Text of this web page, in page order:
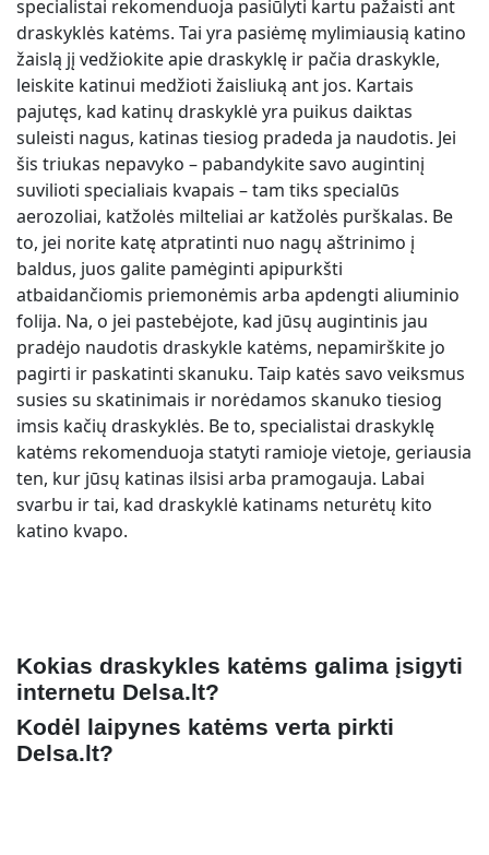
specialistai rekomenduoja pasiūlyti kartu pažaisti ant
draskyklės katėms. Tai yra pasiėmę mylimiausią katino
žaislą jį vedžiokite apie draskyklę ir pačia draskykle,
leiskite katinui medžioti žaisliuką ant jos. Kartais
pajutęs, kad katinų draskyklė yra puikus daiktas
suleisti nagus, katinas tiesiog pradeda ja naudotis. Jei
šis triukas nepavyko – pabandykite savo augintinį
suvilioti specialiais kvapais – tam tiks specialūs
aerozoliai, katžolės milteliai ar katžolės purškalas. Be
to, jei norite katę atpratinti nuo nagų aštrinimo į
baldus, juos galite pamėginti apipurkšti
atbaidančiomis priemonėmis arba apdengti aliuminio
folija. Na, o jei pastebėjote, kad jūsų augintinis jau
pradėjo naudotis draskykle katėms, nepamirškite jo
pagirti ir paskatinti skanuku. Taip katės savo veiksmus
susies su skatinimais ir norėdamos skanuko tiesiog
imsis kačių draskyklės. Be to, specialistai draskyklę
katėms rekomenduoja statyti ramioje vietoje, geriausia
ten, kur jūsų katinas ilsisi arba pramogauja. Labai
svarbu ir tai, kad draskyklė katinams neturėtų kito
katino kvapo.
Kokias draskykles katėms galima įsigyti
internetu Delsa.lt?
Kodėl laipynes katėms verta pirkti
Delsa.lt?